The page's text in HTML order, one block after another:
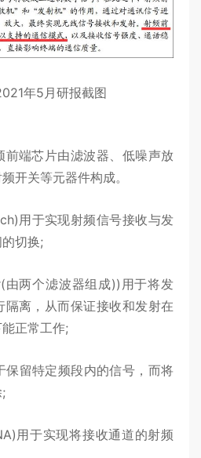
年5月研报截图
端芯片由滤波器、低噪声放
开关等元器件构成。
用于实现射频信号接收与发
切换;
两个滤波器组成))用于将发
隔离，从而保证接收和发射在
正常工作;
留特定频段内的信号，而将
于实现将接收通道的射频